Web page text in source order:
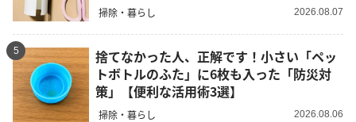
掃除・暮らし 2026.08.07
5
捨てなかった人、正解です！小さい「ペッ
トボトルのふた」に6枚も入った「防災対
策」【便利な活用術3選】
掃除・暮らし 2026.08.06